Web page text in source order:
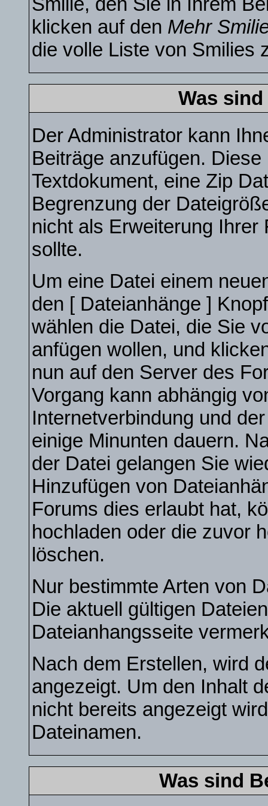
klicken auf den Mehr
die volle Liste von Smilies
Was
Der Administrator kann
Beiträge anzufügen.
Textdokument, eine Zip
Begrenzung der
nicht als Erweiterung
sollte.
Um eine Datei einem
den [ Dateianhänge ]
wählen die Datei, die Sie
anfügen wollen, und
nun auf den Server des
Vorgang kann abhängig
Internetverbindung und
einige Minunten dauern.
der Datei gelangen Sie
Hinzufügen von
Forums dies erlaubt hat,
hochladen oder die zuvor
löschen.
Nur bestimmte Arten von
Die aktuell gültigen
Dateianhangsseite
Nach dem Erstellen, wird
angezeigt. Um den Inhalt
nicht bereits angezeigt
Dateinamen.
Was sind